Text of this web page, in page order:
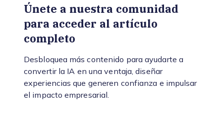
Únete a nuestra comunidad
para acceder al artículo
completo
Desbloquea más contenido para ayudarte a
convertir la IA en una ventaja, diseñar
experiencias que generen confianza e impulsar
el impacto empresarial.